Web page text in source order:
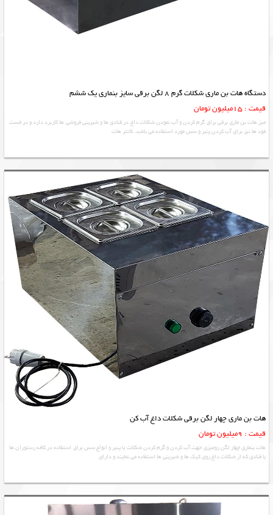
دستگاه هات بن ماری شکلات گرم 8 لگن برقی سایز بنماری یک ششم
قیمت : 15میلیون تومان
میز هات بن ماری برقی برای گرم کردن و آب نمودن شکلات داغ در قنادی ها و شیرینی فروشی ها کاربرد دارد و در فست
فود ها نیز برای آب کردن پنیر و سس مورد استفاده می باشد. کانتر هات
هات بن ماری چهار لگن برقی شکلات داغ آب کن
قیمت : 9میلیون تومان
هات بنماری چهار لگن رومیزی جهت آب کردن و گرم کردن شکلات یا پنیر و انواع سس برای استفاده در کافه رستوران ها
یا قنادی که از شکلات داغ روی کیک ها و شیرینی ها استفاده می نمایند و دارای